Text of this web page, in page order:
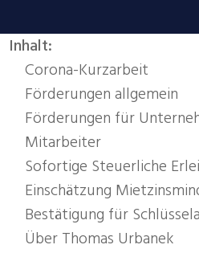
Inhalt:
Corona-Kurzarbeit
Förderungen allgemein
Förderungen für
Mitarbeiter
Sofortige Steuerliche
Einschätzung
Bestätigung für
Über Thomas Urbanek